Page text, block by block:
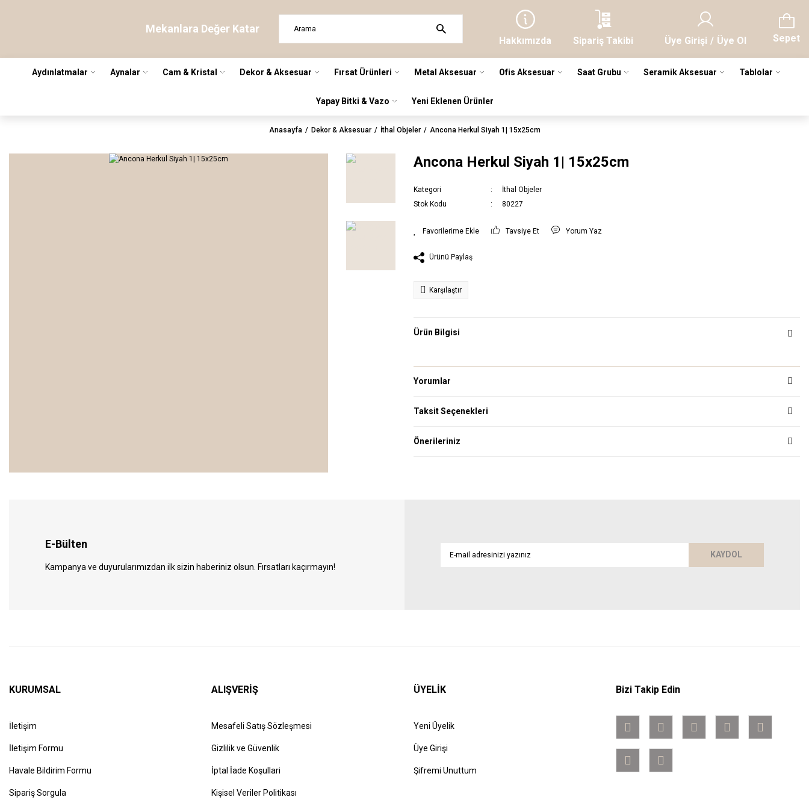
Mekanlara Değer Katar
Hakkımızda Sipariş Takibi Üye Girişi / Üye Ol Sepet
Aydınlatmalar Aynalar Cam & Kristal Dekor & Aksesuar Fırsat Ürünleri Metal Aksesuar Ofis Aksesuar Saat Grubu Seramik Aksesuar Tablolar
Yapay Bitki & Vazo Yeni Eklenen Ürünler
Anasayfa Dekor & Aksesuar İthal Objeler Ancona Herkul Siyah 1| 15x25cm
Ancona Herkul Siyah 1| 15x25cm
Kategori
İthal Objeler
Stok Kodu
80227
Tavsiye Et Yorum Yaz
Ürünü Paylaş
Karşılaştır
Ürün Bilgisi
Yorumlar
Taksit Seçenekleri
Önerileriniz
E-Bülten
Kampanya ve duyurularımızdan ilk sizin haberiniz olsun. Fırsatları kaçırmayın!
KAYDOL
KURUMSAL
İletişim
İletişim Formu
Havale Bildirim Formu
Sipariş Sorgula
ALIŞVERİŞ
Mesafeli Satış Sözleşmesi
Gizlilik ve Güvenlik
İptal İade Koşullari
Kişisel Veriler Politikası
ÜYELİK
Yeni Üyelik
Üye Girişi
Şifremi Unuttum
Bizi Takip Edin